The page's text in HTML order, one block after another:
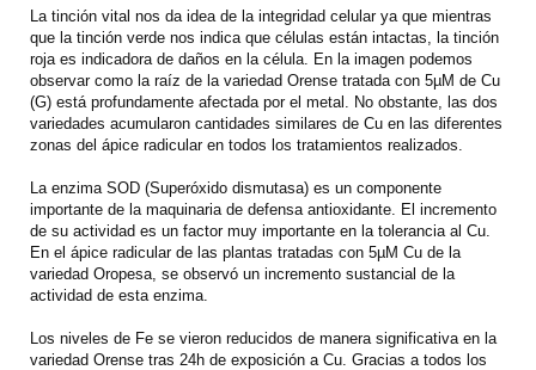
La tinción vital nos da idea de la integridad celular ya que mientras
que la tinción verde nos indica que células están intactas, la tinción
roja es indicadora de daños en la célula. En la imagen podemos
observar como la raíz de la variedad Orense tratada con 5µM de Cu
(G) está profundamente afectada por el metal. No obstante, las dos
variedades acumularon cantidades similares de Cu en las diferentes
zonas del ápice radicular en todos los tratamientos realizados.
La enzima SOD (Superóxido dismutasa) es un componente
importante de la maquinaria de defensa antioxidante. El incremento
de su actividad es un factor muy importante en la tolerancia al Cu.
En el ápice radicular de las plantas tratadas con 5µM Cu de la
variedad Oropesa, se observó un incremento sustancial de la
actividad de esta enzima.
Los niveles de Fe se vieron reducidos de manera significativa en la
variedad Orense tras 24h de exposición a Cu. Gracias a todos los